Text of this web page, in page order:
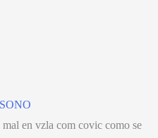
en vzla com covic como se